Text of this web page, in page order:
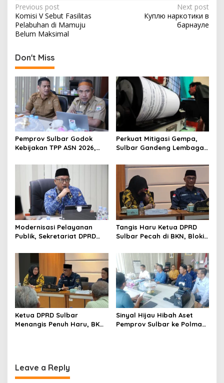
P
o
s
t
n
a
v
i
g
a
t
i
n
Previous post
Komisi V Sebut Fasilitas
Pelabuhan di Mamuju
Belum Maksimal
Next post
Куплю наркотики в
барнауле
Don't Miss
Pemprov Sulbar Godok
Kebijakan TPP ASN 2026,
Kemampuan Fiskal
Perkuat Mitigasi Gempa,
Sulbar Gandeng Lembaga
Seismometer Canggih di
Kantor Gubernur
Modernisasi Pelayanan
Publik, Sekretariat DPRD
Luncurkan Aplikasi SIPAKDE
Tangis Haru Ketua DPRD
Sulbar Pecah di BKN, Blokir
Resmi Dicabut
Ketua DPRD Sulbar
Menangis Penuh Haru, BKN
Sinyal Hijau Hibah Aset
Pemprov Sulbar ke Polman,
Leave a Reply